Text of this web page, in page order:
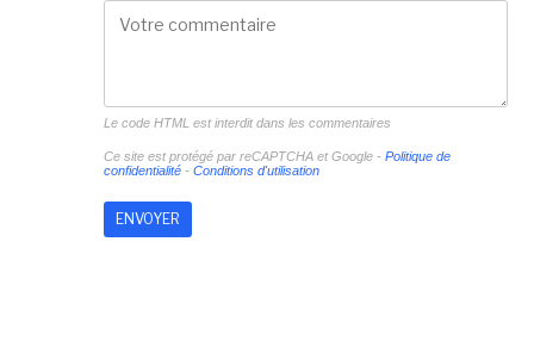
Le code HTML est interdit dans les commentaires
Ce site est protégé par reCAPTCHA et Google - Politique de
confidentialité- Conditions d'utilisation